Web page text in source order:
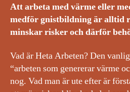
Att arbeta med värme eller
medför gnistbildning är alltid
minskar risker och därför
Vad är Heta Arbeten? Den
“arbeten som genererar värme
nog. Vad man är ute efter är